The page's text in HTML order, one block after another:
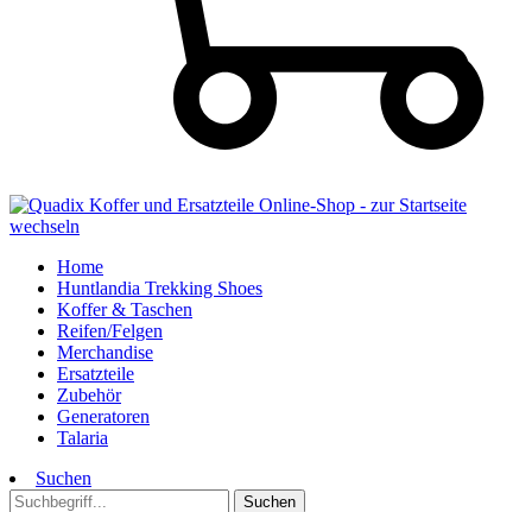
Home
Huntlandia Trekking Shoes
Koffer & Taschen
Reifen/Felgen
Merchandise
Ersatzteile
Zubehör
Generatoren
Talaria
Suchen
Suchen